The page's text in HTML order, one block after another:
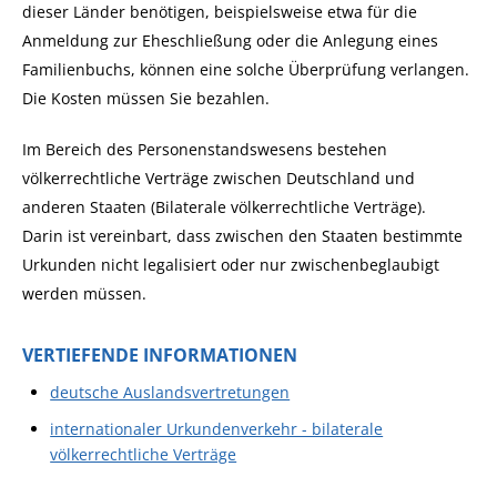
dieser Länder benötigen, beispielsweise etwa für die
Anmeldung zur Eheschließung oder die Anlegung eines
Familienbuchs, können eine solche Überprüfung verlangen.
Die Kosten müssen Sie bezahlen.
Im Bereich des Personenstandswesens bestehen
völkerrechtliche Verträge zwischen Deutschland und
anderen Staaten (Bilaterale völkerrechtliche Verträge).
Darin ist vereinbart, dass zwischen den Staaten bestimmte
Urkunden nicht legalisiert oder nur zwischenbeglaubigt
werden müssen.
VERTIEFENDE INFORMATIONEN
deutsche Auslandsvertretungen
internationaler Urkundenverkehr - bilaterale
völkerrechtliche Verträge